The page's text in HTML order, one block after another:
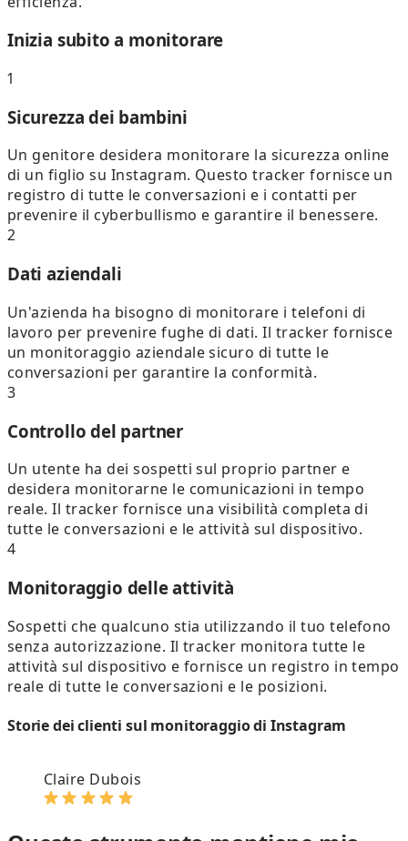
Inizia subito a monitorare
1
Sicurezza dei bambini
Un genitore desidera monitorare la sicurezza online
di un figlio su Instagram. Questo tracker fornisce un
registro di tutte le conversazioni e i contatti per
prevenire il cyberbullismo e garantire il benessere.
2
Dati aziendali
Un'azienda ha bisogno di monitorare i telefoni di
lavoro per prevenire fughe di dati. Il tracker fornisce
un monitoraggio aziendale sicuro di tutte le
conversazioni per garantire la conformità.
3
Controllo del partner
Un utente ha dei sospetti sul proprio partner e
desidera monitorarne le comunicazioni in tempo
reale. Il tracker fornisce una visibilità completa di
tutte le conversazioni e le attività sul dispositivo.
4
Monitoraggio delle attività
Sospetti che qualcuno stia utilizzando il tuo telefono
senza autorizzazione. Il tracker monitora tutte le
attività sul dispositivo e fornisce un registro in tempo
reale di tutte le conversazioni e le posizioni.
Storie dei clienti sul monitoraggio di Instagram
Claire Dubois